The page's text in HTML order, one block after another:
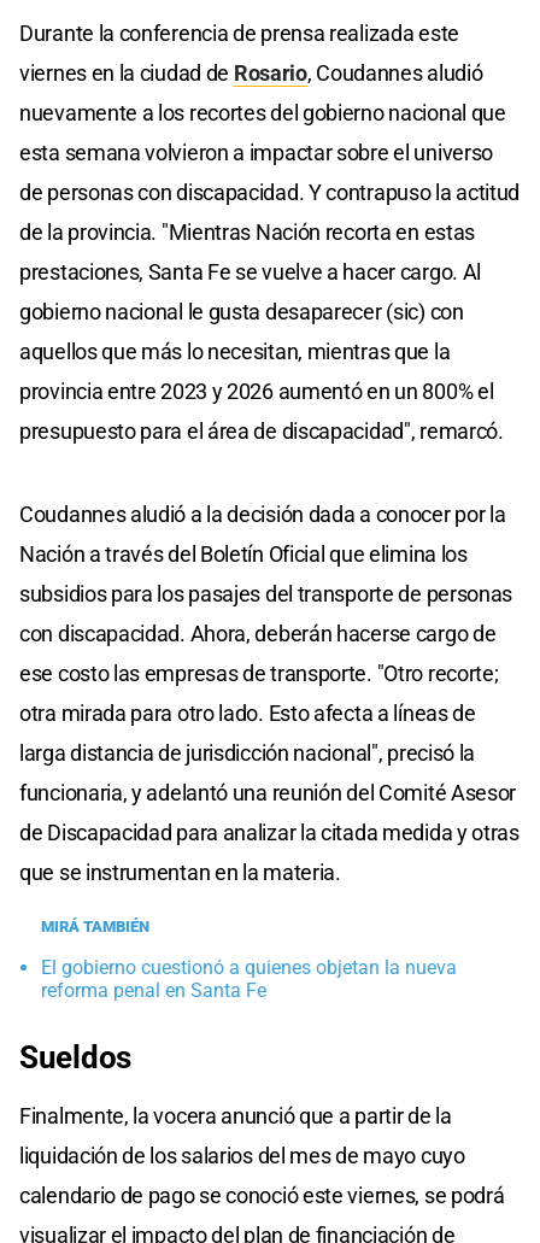
Durante la conferencia de prensa realizada este
viernes en la ciudad de Rosario, Coudannes aludió
nuevamente a los recortes del gobierno nacional que
esta semana volvieron a impactar sobre el universo
de personas con discapacidad. Y contrapuso la actitud
de la provincia. "Mientras Nación recorta en estas
prestaciones, Santa Fe se vuelve a hacer cargo. Al
gobierno nacional le gusta desaparecer (sic) con
aquellos que más lo necesitan, mientras que la
provincia entre 2023 y 2026 aumentó en un 800% el
presupuesto para el área de discapacidad", remarcó.
Coudannes aludió a la decisión dada a conocer por la
Nación a través del Boletín Oficial que elimina los
subsidios para los pasajes del transporte de personas
con discapacidad. Ahora, deberán hacerse cargo de
ese costo las empresas de transporte. "Otro recorte;
otra mirada para otro lado. Esto afecta a líneas de
larga distancia de jurisdicción nacional", precisó la
funcionaria, y adelantó una reunión del Comité Asesor
de Discapacidad para analizar la citada medida y otras
que se instrumentan en la materia.
MIRÁ TAMBIÉN
El gobierno cuestionó a quienes objetan la nueva
reforma penal en Santa Fe
Sueldos
Finalmente, la vocera anunció que a partir de la
liquidación de los salarios del mes de mayo cuyo
calendario de pago se conoció este viernes, se podrá
visualizar el impacto del plan de financiación de